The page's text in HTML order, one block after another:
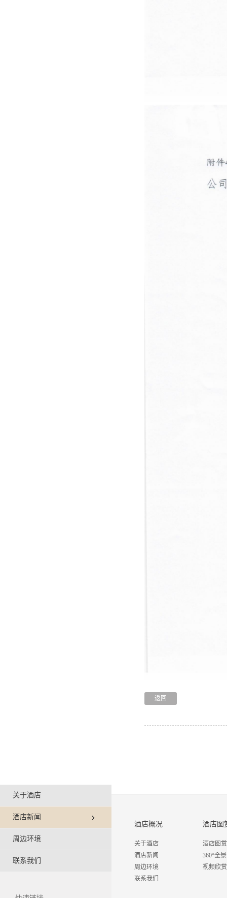
返回
关于酒店
酒店新闻
周边环境
联系我们
酒店概况
关于酒店
酒店新闻
周边环境
联系我们
酒店图
酒店图赏
360°全景
视频欣赏